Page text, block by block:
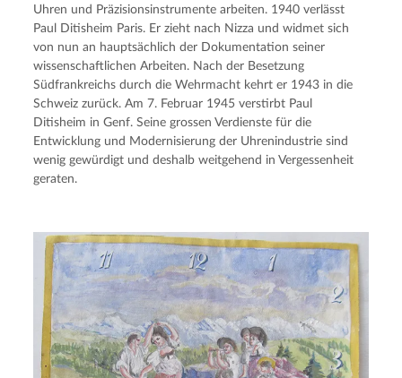
Uhren und Präzisionsinstrumente arbeiten. 1940 verlässt
Paul Ditisheim Paris. Er zieht nach Nizza und widmet sich
von nun an hauptsächlich der Dokumentation seiner
wissenschaftlichen Arbeiten. Nach der Besetzung
Südfrankreichs durch die Wehrmacht kehrt er 1943 in die
Schweiz zurück. Am 7. Februar 1945 verstirbt Paul
Ditisheim in Genf. Seine grossen Verdienste für die
Entwicklung und Modernisierung der Uhrenindustrie sind
wenig gewürdigt und deshalb weitgehend in Vergessenheit
geraten.